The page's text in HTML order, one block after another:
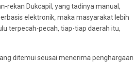
rekan Dukcapil, yang tadinya manual,
elektronik, maka masyarakat lebih
terpecah-pecah, tiap-tiap daerah itu,
ditemui seusai menerima penghargaan